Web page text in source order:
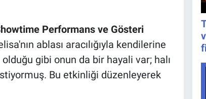
Performans ve Gösteri
ablası aracılığıyla kendilerine
gibi onun da bir hayali var; halı
Bu etkinliği düzenleyerek